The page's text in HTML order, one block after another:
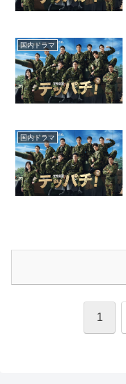
国内ドラマ
国内ドラマ
1